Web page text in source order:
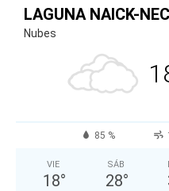
LAGUNA NAICK-
Nubes
85 %
VIE
18°
SÁB
28°